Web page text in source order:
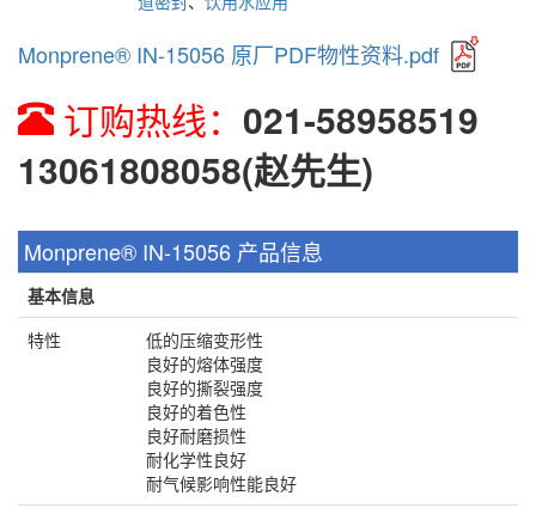
Monprene® IN-15056 原厂PDF物性资料.pdf
订购热线： 021-58958519
13061808058(赵先生)
Monprene® IN-15056 产品信息
基本信息
特性
低的压缩变形性
良好的熔体强度
良好的撕裂强度
良好的着色性
良好耐磨损性
耐化学性良好
耐气候影响性能良好